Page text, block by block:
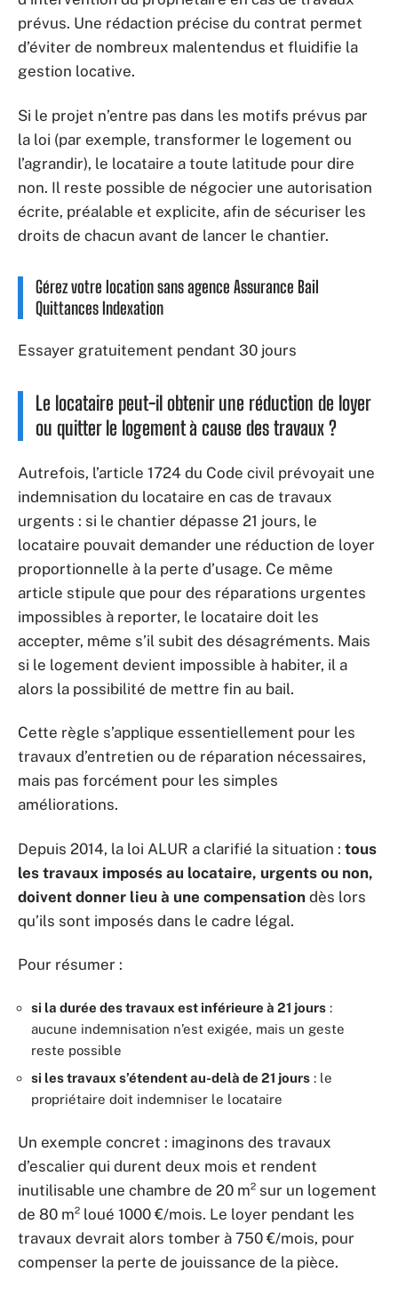
prévus. Une rédaction précise du contrat permet
d’éviter de nombreux malentendus et fluidifie la
gestion locative.
Si le projet n’entre pas dans les motifs prévus par
la loi (par exemple, transformer le logement ou
l’agrandir), le locataire a toute latitude pour dire
non. Il reste possible de négocier une autorisation
écrite, préalable et explicite, afin de sécuriser les
droits de chacun avant de lancer le chantier.
Gérez votre location sans agence Assurance Bail
Quittances Indexation
Essayer gratuitement pendant 30 jours
Le locataire peut-il obtenir une réduction de loyer
ou quitter le logement à cause des travaux ?
Autrefois, l’article 1724 du Code civil prévoyait une
indemnisation du locataire en cas de travaux
urgents : si le chantier dépasse 21 jours, le
locataire pouvait demander une réduction de loyer
proportionnelle à la perte d’usage. Ce même
article stipule que pour des réparations urgentes
impossibles à reporter, le locataire doit les
accepter, même s’il subit des désagréments. Mais
si le logement devient impossible à habiter, il a
alors la possibilité de mettre fin au bail.
Cette règle s’applique essentiellement pour les
travaux d’entretien ou de réparation nécessaires,
mais pas forcément pour les simples
améliorations.
Depuis 2014, la loi ALUR a clarifié la situation : tous
les travaux imposés au locataire, urgents ou non,
doivent donner lieu à une compensation dès lors
qu’ils sont imposés dans le cadre légal.
Pour résumer :
si la durée des travaux est inférieure à 21 jours :
aucune indemnisation n’est exigée, mais un geste
reste possible
si les travaux s’étendent au-delà de 21 jours : le
propriétaire doit indemniser le locataire
Un exemple concret : imaginons des travaux
d’escalier qui durent deux mois et rendent
inutilisable une chambre de 20 m² sur un logement
de 80 m² loué 1000 €/mois. Le loyer pendant les
travaux devrait alors tomber à 750 €/mois, pour
compenser la perte de jouissance de la pièce.